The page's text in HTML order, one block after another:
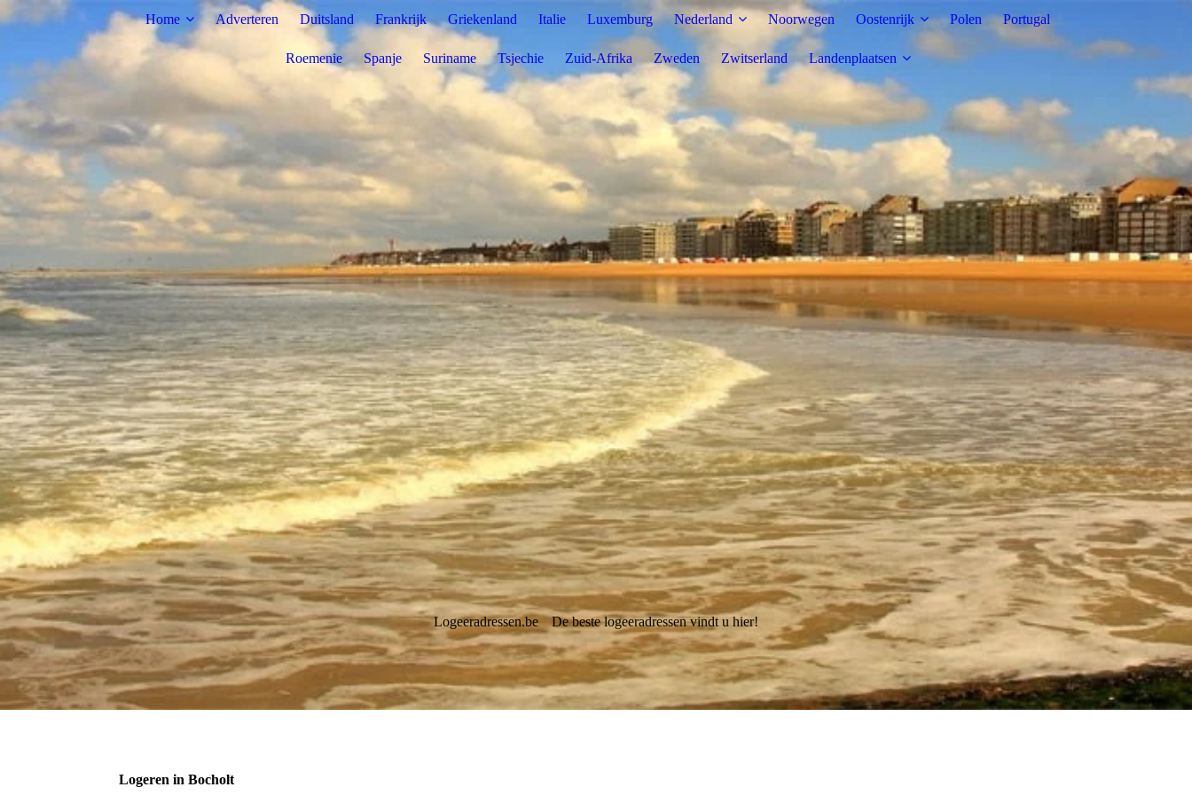
Home Adverteren Duitsland Frankrijk Griekenland Italie Luxemburg Nederland Noorwegen Oostenrijk Polen Portugal
Roemenie Spanje Suriname Tsjechie Zuid-Afrika Zweden Zwitserland Landenplaatsen
Logeeradressen.be De beste logeeradressen vindt u hier!
Logeren in Bocholt